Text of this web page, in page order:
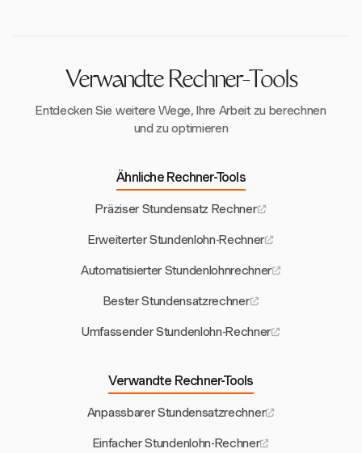
tendenziell niedriger sind. Das Verständnis dieser
Normen hilft, wettbewerbsfähige Sätze festzulegen.
Verwandte Rechner-Tools
Entdecken Sie weitere Wege, Ihre Arbeit zu berechnen
und zu optimieren
Ähnliche Rechner-Tools
Präziser Stundensatz Rechner
Erweiterter Stundenlohn-Rechner
Automatisierter Stundenlohnrechner
Bester Stundensatzrechner
Umfassender Stundenlohn-Rechner
Verwandte Rechner-Tools
Anpassbarer Stundensatzrechner
Einfacher Stundenlohn-Rechner